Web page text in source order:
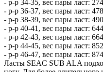
- р-р 34-35, вес пары ласт:
- р-р 36-37, вес пары ласт:
- р-р 38-39, вес пары ласт:
- р-р 40-41, вес пары ласт:
- р-р 42-43, вес пары ласт:
- р-р 44-45, вес пары ласт:
- р-р 46-47, вес пары ласт:
Ласты SEAC SUB ALA